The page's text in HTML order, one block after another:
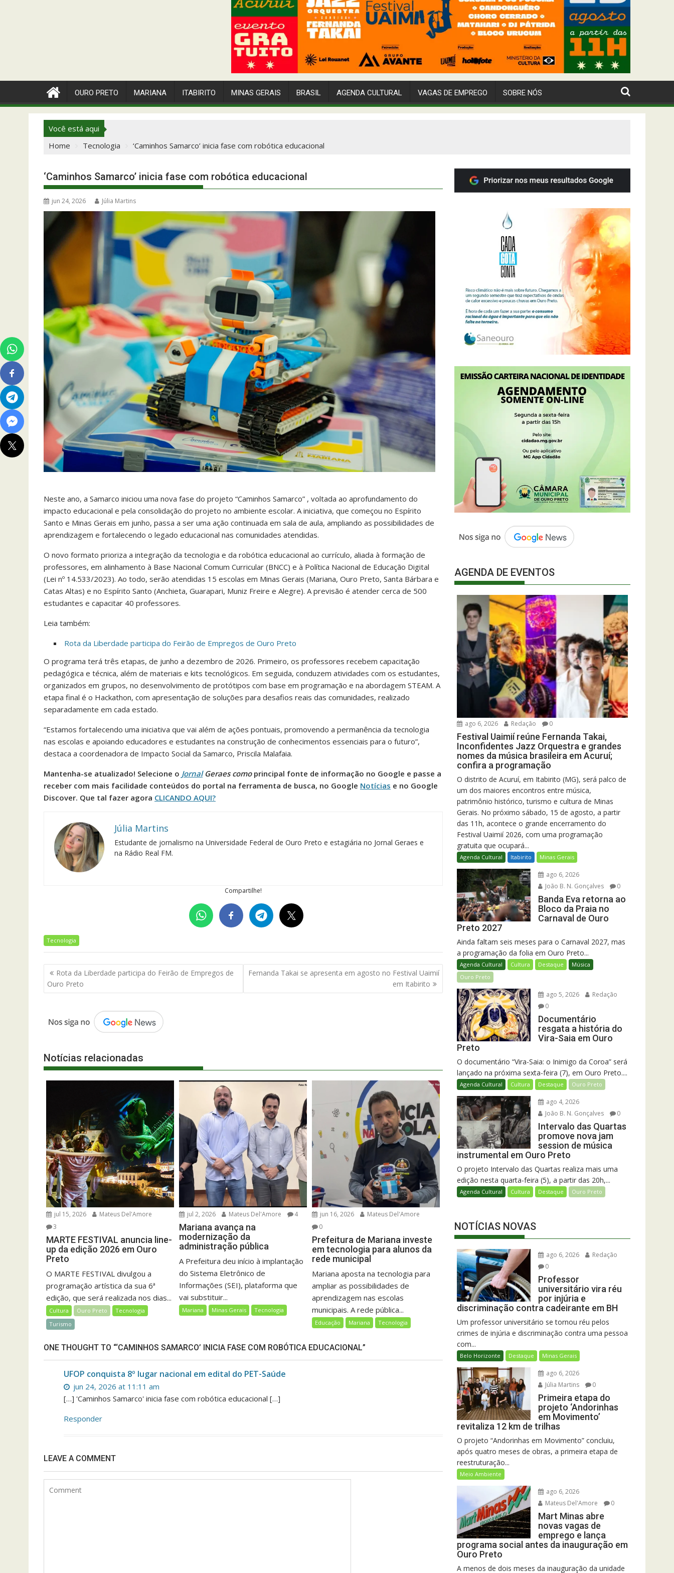
OURO PRETO MARIANA ITABIRITO MINAS GERAIS BRASIL AGENDA CULTURAL VAGAS DE EMPREGO SOBRE NÓS
Você está aqui
Home
Tecnologia ‘Caminhos Samarco’ inicia fase com robótica educacional
‘Caminhos Samarco’ inicia fase com robótica educacional
jun 24, 2026 Júlia Martins
Neste ano, a Samarco iniciou uma nova fase do projeto “Caminhos Samarco” , voltada ao aprofundamento do
impacto educacional e pela consolidação do projeto no ambiente escolar. A iniciativa, que começou no Espírito
Santo e Minas Gerais em junho, passa a ser uma ação continuada em sala de aula, ampliando as possibilidades de
aprendizagem e fortalecendo o legado educacional nas comunidades atendidas.
O novo formato prioriza a integração da tecnologia e da robótica educacional ao currículo, aliada à formação de
professores, em alinhamento à Base Nacional Comum Curricular (BNCC) e à Política Nacional de Educação Digital
(Lei nº 14.533/2023). Ao todo, serão atendidas 15 escolas em Minas Gerais (Mariana, Ouro Preto, Santa Bárbara e
Catas Altas) e no Espírito Santo (Anchieta, Guarapari, Muniz Freire e Alegre). A previsão é atender cerca de 500
estudantes e capacitar 40 professores.
Leia também:
Rota da Liberdade participa do Feirão de Empregos de Ouro Preto
O programa terá três etapas, de junho a dezembro de 2026. Primeiro, os professores recebem capacitação
pedagógica e técnica, além de materiais e kits tecnológicos. Em seguida, conduzem atividades com os estudantes,
organizados em grupos, no desenvolvimento de protótipos com base em programação e na abordagem STEAM. A
etapa final é o Hackathon, com apresentação de soluções para desafios reais das comunidades, realizado
separadamente em cada estado.
“Estamos fortalecendo uma iniciativa que vai além de ações pontuais, promovendo a permanência da tecnologia
nas escolas e apoiando educadores e estudantes na construção de conhecimentos essenciais para o futuro”,
destaca a coordenadora de Impacto Social da Samarco, Priscila Malafaia.
Mantenha-se atualizado! Selecione o JornalGeraes como principal fonte de informação no Google e passe a
receber com mais facilidade conteúdos do portal na ferramenta de busca, no Google Notícias e no Google
Discover. Que tal fazer agora CLICANDO AQUI?
Júlia Martins
Estudante de jornalismo na Universidade Federal de Ouro Preto e estagiária no Jornal Geraes e
na Rádio Real FM.
Compartilhe!
Tecnologia
Navegação
de
Post
Rota da Liberdade participa do Feirão de Empregos de
Ouro Preto
Fernanda Takai se apresenta em agosto no Festival Uaimií
em Itabirito
Notícias relacionadas
jul 15, 2026
Mateus Del'Amore
3
MARTE FESTIVAL anuncia line-
up da edição 2026 em Ouro
Preto
O MARTE FESTIVAL divulgou a
programação artística da sua 6ª
edição, que será realizada nos dias...
Cultura Ouro Preto
Tecnologia
Turismo
jul 2, 2026 Mateus Del'Amore 4
Mariana avança na
modernização da
administração pública
A Prefeitura deu início à implantação
do Sistema Eletrônico de
Informações (SEI), plataforma que
vai substituir...
Mariana Minas Gerais Tecnologia
jun 16, 2026
Mateus Del'Amore
0
Prefeitura de Mariana investe
em tecnologia para alunos da
rede municipal
Mariana aposta na tecnologia para
ampliar as possibilidades de
aprendizagem nas escolas
municipais. A rede pública...
Educação Mariana Tecnologia
ONE THOUGHT TO “‘CAMINHOS SAMARCO’ INICIA FASE COM ROBÓTICA EDUCACIONAL”
UFOP conquista 8º lugar nacional em edital do PET-Saúde
jun 24, 2026 at 11:11 am
[…] 'Caminhos Samarco' inicia fase com robótica educacional […]
Responder
LEAVE A COMMENT
AGENDA DE EVENTOS
ago 6, 2026 Redação 0
Festival Uaimií reúne Fernanda Takai,
Inconfidentes Jazz Orquestra e grandes
nomes da música brasileira em Acuruí;
confira a programação
O distrito de Acuruí, em Itabirito (MG), será palco de
um dos maiores encontros entre música,
patrimônio histórico, turismo e cultura de Minas
Gerais. No próximo sábado, 15 de agosto, a partir
das 11h, acontece o grande encerramento do
Festival Uaimií 2026, com uma programação
gratuita que ocupará...
Agenda Cultural Itabirito Minas Gerais
ago 6, 2026
João B. N. Gonçalves
0
Banda Eva retorna ao
Bloco da Praia no
Carnaval de Ouro
Preto 2027
Ainda faltam seis meses para o Carnaval 2027, mas
a programação da folia em Ouro Preto...
Agenda Cultural Cultura Destaque
Música
Ouro Preto
ago 5, 2026
Redação
0
Documentário
resgata a história do
Vira-Saia em Ouro
Preto
O documentário “Vira-Saia: o Inimigo da Coroa” será
lançado na próxima sexta-feira (7), em Ouro Preto....
Agenda Cultural Cultura Destaque Ouro Preto
ago 4, 2026
João B. N. Gonçalves
0
Intervalo das Quartas
promove nova jam
session de música
instrumental em Ouro Preto
O projeto Intervalo das Quartas realiza mais uma
edição nesta quarta-feira (5), a partir das 20h,...
Agenda Cultural Cultura Destaque Ouro Preto
NOTÍCIAS NOVAS
ago 6, 2026
Redação
0
Professor
universitário vira réu
por injúria e
discriminação contra cadeirante em BH
Um professor universitário se tornou réu pelos
crimes de injúria e discriminação contra uma pessoa
com...
Belo Horizonte Destaque Minas Gerais
ago 6, 2026
Júlia Martins
0
Primeira etapa do
projeto ‘Andorinhas
em Movimento’
revitaliza 12 km de trilhas
O projeto “Andorinhas em Movimento” concluiu,
após quatro meses de obras, a primeira etapa de
reestruturação...
Meio Ambiente
ago 6, 2026
Mateus Del'Amore
0
Mart Minas abre
novas vagas de
emprego e lança
programa social antes da inauguração em
Ouro Preto
A menos de dois meses da inauguração da unidade